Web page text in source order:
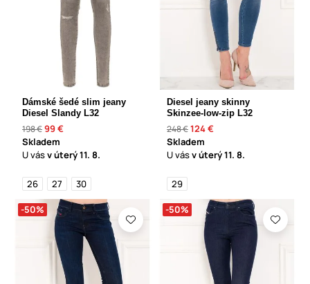
Dámské šedé slim jeany
Diesel Slandy L32
198 €99 €
Skladem
U vásv úterý11. 8.
26 27 30
Diesel jeany skinny
Skinzee-low-zip L32
248 €124 €
Skladem
U vásv úterý11. 8.
29
-50% -50%